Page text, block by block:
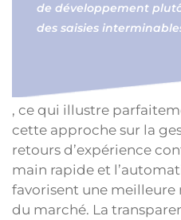
de développement
des saisies
, ce qui illustre
cette approche sur la
retours d’expérience
main rapide et
favorisent une meilleure
du marché. La